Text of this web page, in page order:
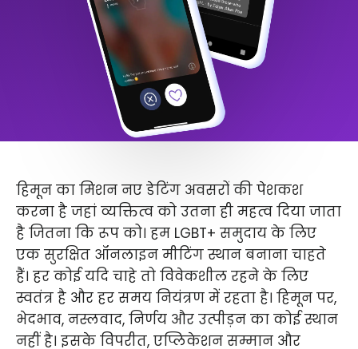
हिमून का मिशन नए डेटिंग अवसरों की पेशकश
करना है जहां व्यक्तित्व को उतना ही महत्व दिया जाता
है जितना कि रूप को। हम LGBT+ समुदाय के लिए
एक सुरक्षित ऑनलाइन मीटिंग स्थान बनाना चाहते
हैं। हर कोई यदि चाहे तो विवेकशील रहने के लिए
स्वतंत्र है और हर समय नियंत्रण में रहता है। हिमून पर,
भेदभाव, नस्लवाद, निर्णय और उत्पीड़न का कोई स्थान
नहीं है। इसके विपरीत, एप्लिकेशन सम्मान और